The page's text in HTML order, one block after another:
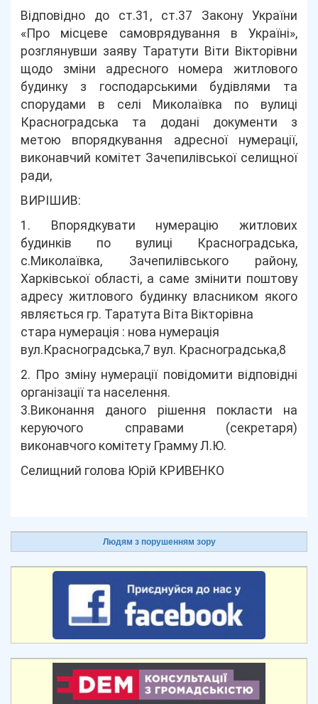
Відповідно до ст.31, ст.37 Закону України
«Про місцеве самоврядування в Україні»,
розглянувши заяву Таратути Віти Вікторівни
щодо зміни адресного номера житлового
будинку з господарськими будівлями та
спорудами в селі Миколаївка по вулиці
Красноградська та додані документи з
метою впорядкування адресної нумерації,
виконавчий комітет Зачепилівської селищної
ради,
ВИРІШИВ:
1. Впорядкувати нумерацію житлових
будинків по вулиці Красноградська,
с.Миколаївка, Зачепилівського району,
Харківської області, а саме змінити поштову
адресу житлового будинку власником якого
являється гр. Таратута Віта Вікторівна
стара нумерація : нова нумерація
вул.Красноградська,7 вул. Красноградська,8
2. Про зміну нумерації повідомити відповідні
організації та населення.
3.Виконання даного рішення покласти на
керуючого справами (секретаря)
виконавчого комітету Грамму Л.Ю.
Селищний голова Юрій КРИВЕНКО
Людям з порушенням зору